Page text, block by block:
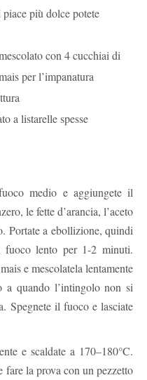
più dolce potete
con 4 cucchiai di
per l’impanatura
a listarelle spesse
medio e aggiungete il
le fette d’arancia, l’aceto
Portate a ebollizione, quindi
fuoco lento per 1-2 minuti.
e mescolatela lentamente
a quando l’intingolo non si
Spegnete il fuoco e lasciate
e scaldate a 170–180°C.
fare la prova con un pezzetto